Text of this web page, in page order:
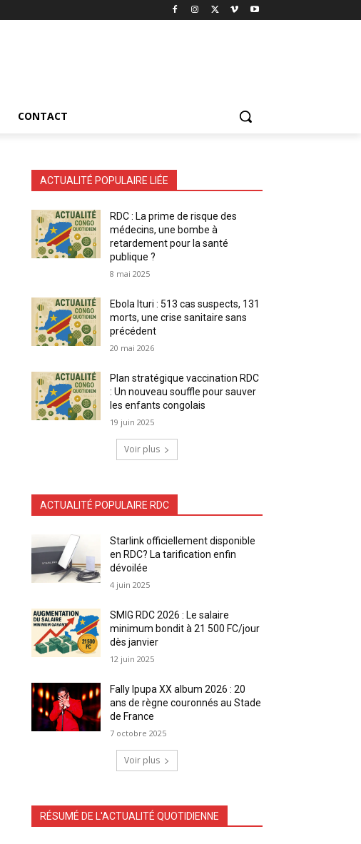
CONTACT
ACTUALITÉ POPULAIRE LIÉE
RDC : La prime de risque des
médecins, une bombe à
retardement pour la santé
publique ?
8 mai 2025
Ebola Ituri : 513 cas suspects, 131
morts, une crise sanitaire sans
précédent
20 mai 2026
Plan stratégique vaccination RDC
: Un nouveau souffle pour sauver
les enfants congolais
19 juin 2025
Voir plus
ACTUALITÉ POPULAIRE RDC
Starlink officiellement disponible
en RDC? La tarification enfin
dévoilée
4 juin 2025
SMIG RDC 2026 : Le salaire
minimum bondit à 21 500 FC/jour
dès janvier
12 juin 2025
Fally Ipupa XX album 2026 : 20
ans de règne couronnés au Stade
de France
7 octobre 2025
Voir plus
RÉSUMÉ DE L'ACTUALITÉ QUOTIDIENNE